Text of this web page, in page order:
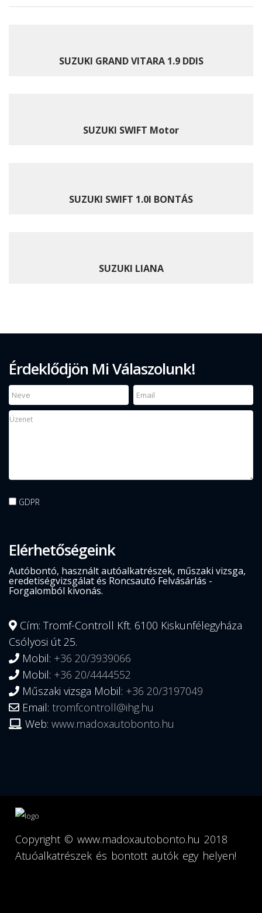
SUZUKI GRAND VITARA 1.9 DDIS
SUZUKI SWIFT Motor
SUZUKI SWIFT 1.0I BONTÁS
SUZUKI LIANA
Érdeklődjön Mi Válaszolunk!
GDPR
Elérhetőségeink
Autóbontó, használt autóalkatrészek, műszaki vizsga,
eredetiségvizsgálat és Roncsautó Felvásárlás -
Forgalomból kivonás.
Cím: Tromf-Controll Kft. 6100 Kiskunfélegyháza
Csólyosi út 25.
Mobil: +36 20/3939066
Mobil: +36 20/4444552
Műszaki vizsga Mobil: +36 20/3197049
Email: tromfcontroll@ihg.hu
Web: www.madoxautobonto.hu
Copyright © www.madoxautobonto.hu 2018
Atuóalkatrészek és bontott autók egy helyen!